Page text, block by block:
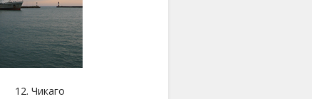
12. Чикаго